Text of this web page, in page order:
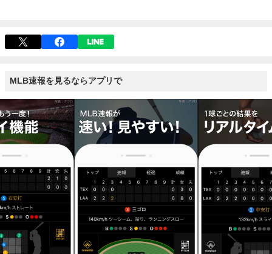
MLB速報を見るならアプリで